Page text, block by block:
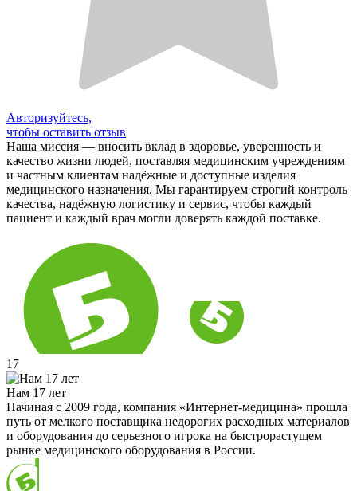
Авторизуйтесь,
чтобы оставить отзыв
Наша миссия — вносить вклад в здоровье, уверенность и
качество жизни людей, поставляя медицинским учреждениям
и частным клиентам надёжные и доступные изделия
медицинского назначения. Мы гарантируем строгий контроль
качества, надёжную логистику и сервис, чтобы каждый
пациент и каждый врач могли доверять каждой поставке.
17
Нам 17 лет
Начиная с 2009 года, компания «Интернет-медицина» прошла
путь от мелкого поставщика недорогих расходных материалов
и оборудования до серьезного игрока на быстрорастущем
рынке медицинского оборудования в России.